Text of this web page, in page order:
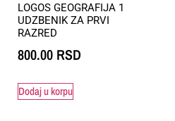
LOGOS GEOGRAFIJA 1
UDZBENIK ZA PRVI
RAZRED
800.00 RSD
Dodaj u korpu